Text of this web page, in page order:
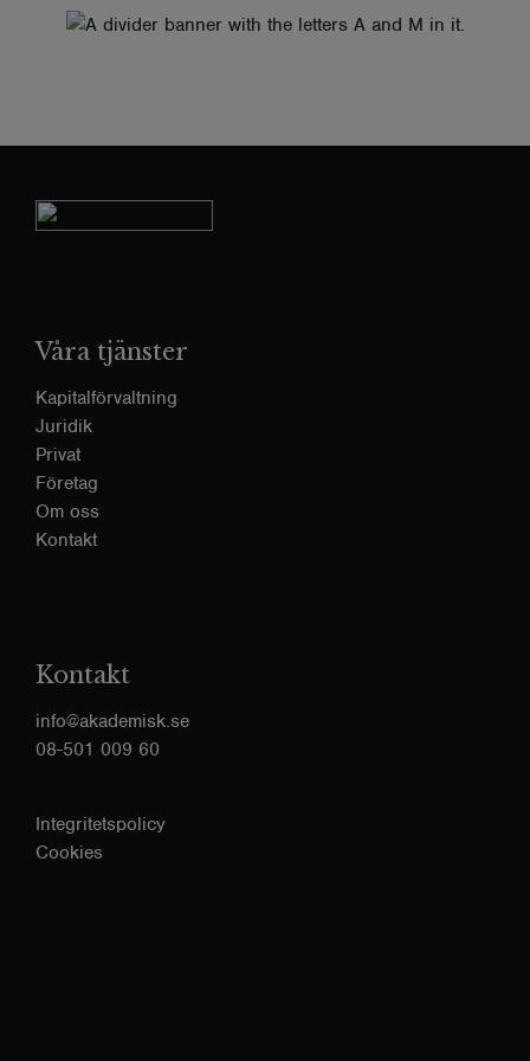
Våra tjänster
Kapitalförvaltning
Juridik
Privat
Företag
Om oss
Kontakt
Kontakt
info@akademisk.se
08-501 009 60
Integritetspolicy
Cookies